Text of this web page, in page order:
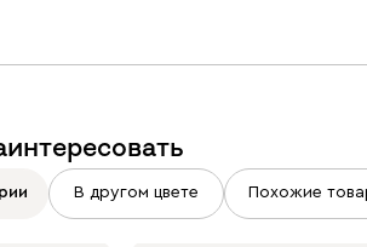
Молочный
1 543 740
В другом цвете Похожие